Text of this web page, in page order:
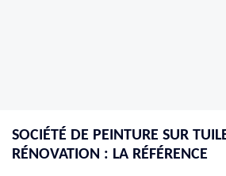
SOCIÉTÉ DE PEINTURE SUR
RÉNOVATION : LA RÉFÉRENCE